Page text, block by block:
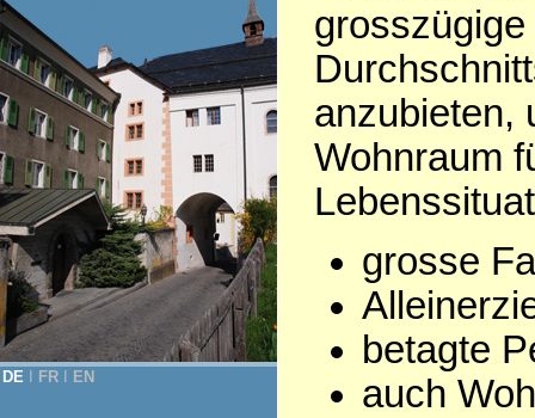
DE FR EN
anzubieten,
Wohnraum
grosse
betagte
auch